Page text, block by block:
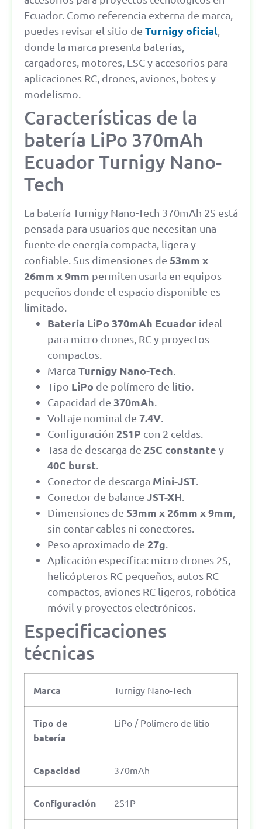
Ecuador. Como referencia externa de marca,
puedes revisar el sitio de Turnigy oficial,
donde la marca presenta baterías,
cargadores, motores, ESC y accesorios para
aplicaciones RC, drones, aviones, botes y
modelismo.
Características de la
batería LiPo 370mAh
Ecuador Turnigy Nano-
Tech
La batería Turnigy Nano-Tech 370mAh 2S está
pensada para usuarios que necesitan una
fuente de energía compacta, ligera y
confiable. Sus dimensiones de 53mm x
26mm x 9mm permiten usarla en equipos
pequeños donde el espacio disponible es
limitado.
Batería LiPo 370mAh Ecuador ideal
para micro drones, RC y proyectos
compactos.
Marca Turnigy Nano-Tech.
Tipo LiPo de polímero de litio.
Capacidad de 370mAh.
Voltaje nominal de 7.4V.
Configuración 2S1P con 2 celdas.
Tasa de descarga de 25C constante y
40C burst.
Conector de descarga Mini-JST.
Conector de balance JST-XH.
Dimensiones de 53mm x 26mm x 9mm,
sin contar cables ni conectores.
Peso aproximado de 27g.
Aplicación específica: micro drones 2S,
helicópteros RC pequeños, autos RC
compactos, aviones RC ligeros, robótica
móvil y proyectos electrónicos.
Especificaciones
técnicas
Marca Turnigy Nano-Tech
Tipo de
batería
LiPo / Polímero de litio
Capacidad 370mAh
Configuración 2S1P